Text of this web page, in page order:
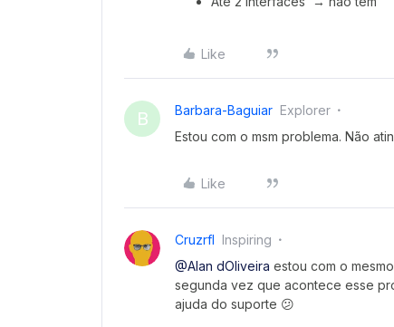
Like
B Barbara-Baguiar Explorer
Estou com o msm problema. Não
Like
Cruzrfl Inspiring
@Alan dOliveira estou com o
segunda vez que acontece esse
ajuda do suporte 😕